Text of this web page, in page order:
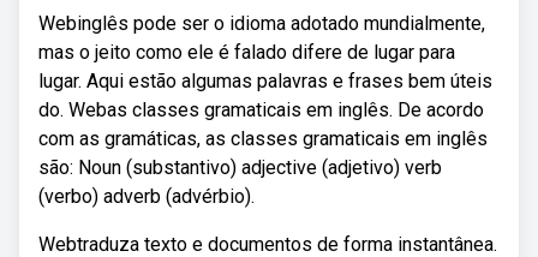
Webinglês pode ser o idioma adotado mundialmente,
mas o jeito como ele é falado difere de lugar para
lugar. Aqui estão algumas palavras e frases bem úteis
do. Webas classes gramaticais em inglês. De acordo
com as gramáticas, as classes gramaticais em inglês
são: Noun (substantivo) adjective (adjetivo) verb
(verbo) adverb (advérbio).
Webtraduza texto e documentos de forma instantânea.